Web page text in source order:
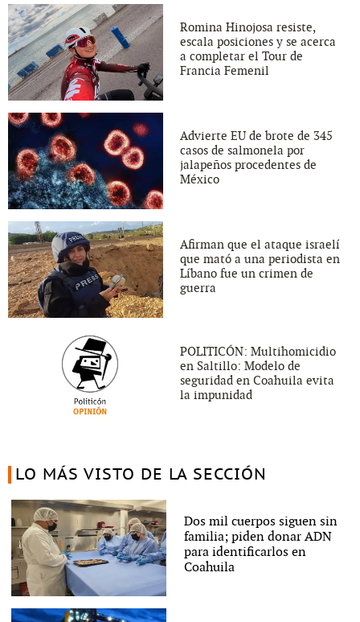
Romina Hinojosa resiste,
escala posiciones y se acerca
a completar el Tour de
Francia Femenil
Advierte EU de brote de 345
casos de salmonela por
jalapeños procedentes de
México
Afirman que el ataque israelí
que mató a una periodista en
Líbano fue un crimen de
guerra
POLITICÓN: Multihomicidio
en Saltillo: Modelo de
seguridad en Coahuila evita
la impunidad
LO MÁS VISTO DE LA SECCIÓN
Dos mil cuerpos siguen sin
familia; piden donar ADN
para identificarlos en
Coahuila